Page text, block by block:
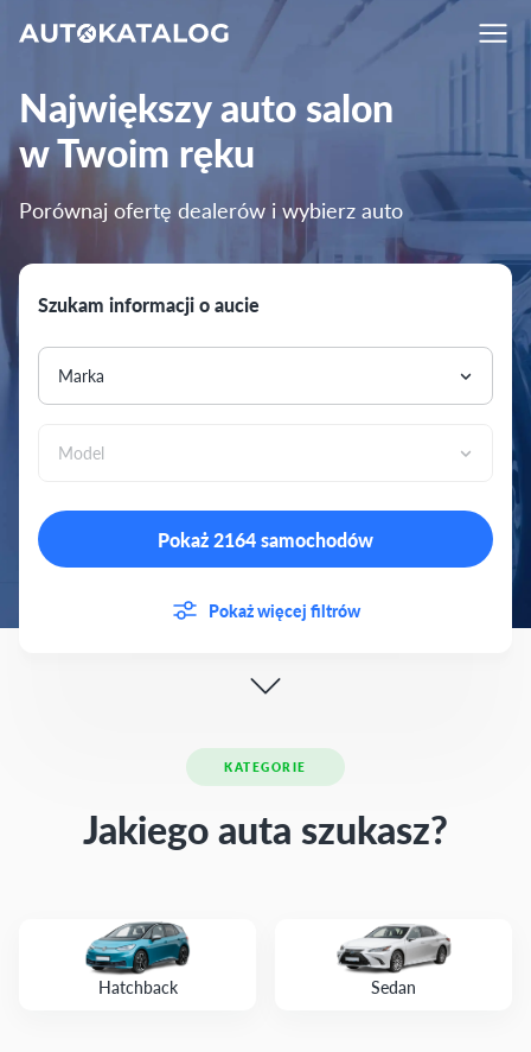
Największy auto salon
w Twoim ręku
Porównaj ofertę dealerów i wybierz auto
Szukam informacji o aucie
Marka
Model
Pokaż 2164 samochodów
Pokaż więcej filtrów
KATEGORIE
Jakiego auta szukasz?
Hatchback Sedan